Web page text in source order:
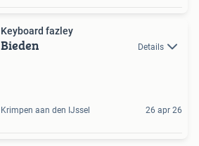
Keyboard fazley
Bieden Details
Krimpen aan den IJssel 26 apr 26